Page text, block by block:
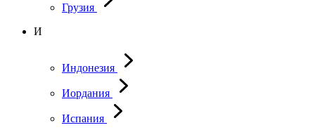
Грузия
И
Индонезия
Иордания
Испания